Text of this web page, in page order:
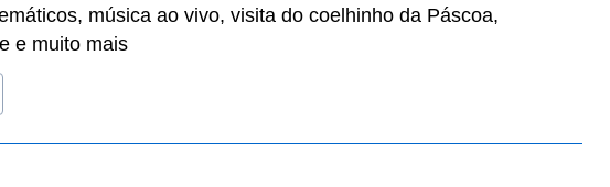
música ao vivo, visita do coelhinho da Páscoa,
e muito mais